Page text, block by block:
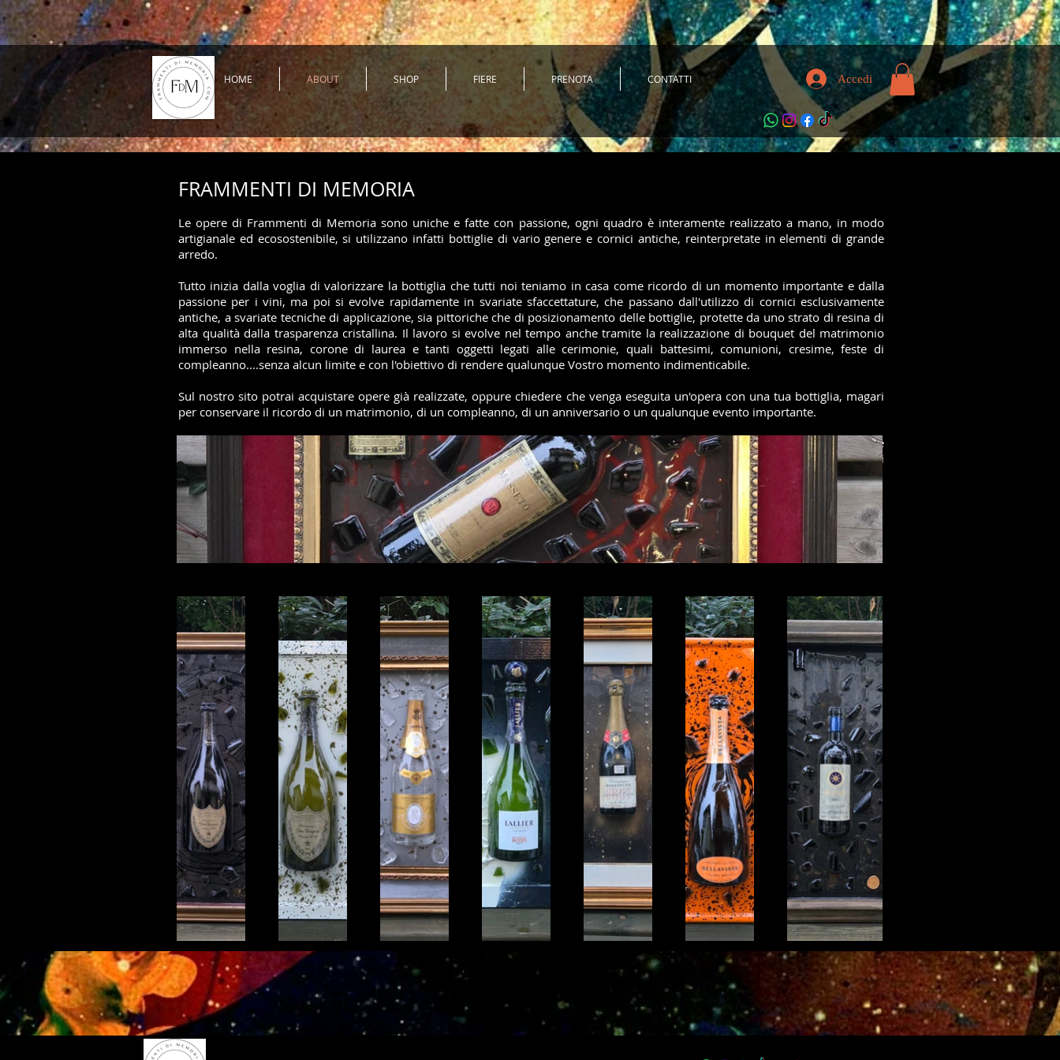
HOME ABOUT SHOP FIERE PRENOTA CONTATTI Accedi
FRAMMENTI DI MEMORIA
Le opere di Frammenti di Memoria sono uniche e fatte con passione, ogni quadro è interamente realizzato a mano, in modo
artigianale ed ecosostenibile, si utilizzano infatti bottiglie di vario genere e cornici antiche, reinterpretate in elementi di grande
arredo.
Tutto inizia dalla voglia di valorizzare la bottiglia che tutti noi teniamo in casa come ricordo di un momento importante e dalla
passione per i vini, ma poi si evolve rapidamente in svariate sfaccettature, che passano dall'utilizzo di cornici esclusivamente
antiche, a svariate tecniche di applicazione, sia pittoriche che di posizionamento delle bottiglie, protette da uno strato di resina di
alta qualità dalla trasparenza cristallina. Il lavoro si evolve nel tempo anche tramite la realizzazione di bouquet del matrimonio
immerso nella resina, corone di laurea e tanti oggetti legati alle cerimonie, quali battesimi, comunioni, cresime, feste di
compleanno....senza alcun limite e con l'obiettivo di rendere qualunque Vostro momento indimenticabile.
Sul nostro sito potrai acquistare opere già realizzate, oppure chiedere che venga eseguita un'opera con una tua bottiglia, magari
per conservare il ricordo di un matrimonio, di un compleanno, di un anniversario o un qualunque evento importante.
Ci rivolgiamo al cliente privato, ma anche a enoteche, cantine, bar, ristoranti, negozi di arredamento, fotografi, wedding planner e
chiunque altro apprezzi e voglia acquistare o rivendere il nostro prodotto, inoltre sta diventando un innovativo strumento di
marketing soprattutto per le cantine, che in questo modo hanno un'elegante e singolare visibilità all'interno dei punti vendita.